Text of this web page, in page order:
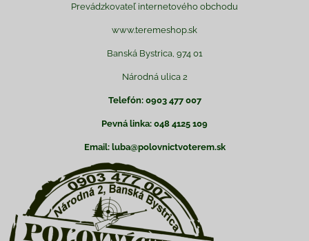
Prevádzkovateľ internetového obchodu
www.teremeshop.sk
Banská Bystrica, 974 01
Národná ulica 2
Telefón: 0903 477 007
Pevná linka: 048 4125 109
Email: luba@polovnictvoterem.sk